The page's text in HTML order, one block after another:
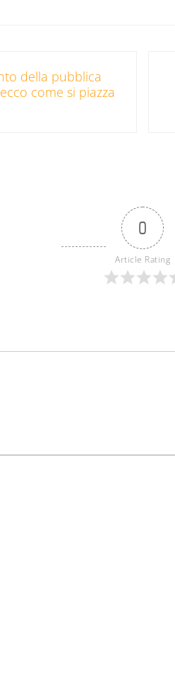
della pubblica
come si piazza
0
Article Rating